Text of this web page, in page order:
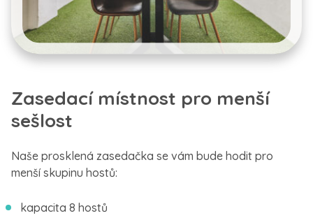
Zasedací místnost pro menší
sešlost
Naše prosklená zasedačka se vám bude hodit pro
menší skupinu hostů:
kapacita 8 hostů